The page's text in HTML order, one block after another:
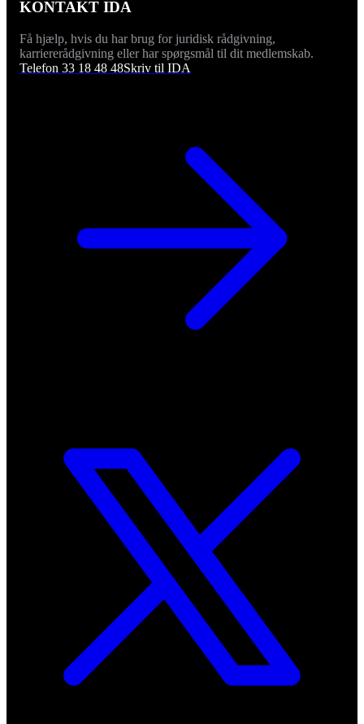
KONTAKT IDA
Få hjælp, hvis du har brug for juridisk rådgivning,
karriererådgivning eller har spørgsmål til dit medlemskab.
Telefon 33 18 48 48Skriv til IDA